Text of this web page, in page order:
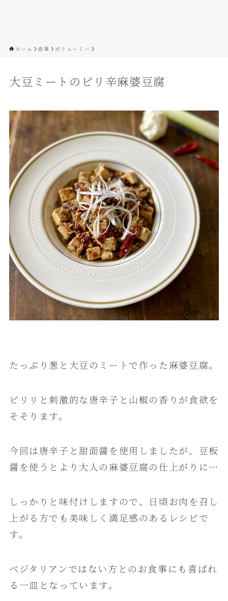
ホーム 食事 ボリューミー
大豆ミートのピリ辛麻婆豆腐
たっぷり葱と大豆のミートで作った麻婆豆腐。
ピリリと刺激的な唐辛子と山椒の香りが食欲を
そそります。
今回は唐辛子と甜面醤を使用しましたが、豆板
醤を使うとより大人の麻婆豆腐の仕上がりに…
しっかりと味付けしますので、日頃お肉を召し
上がる方でも美味しく満足感のあるレシピで
す。
ベジタリアンではない方とのお食事にも喜ばれ
る一皿となっています。